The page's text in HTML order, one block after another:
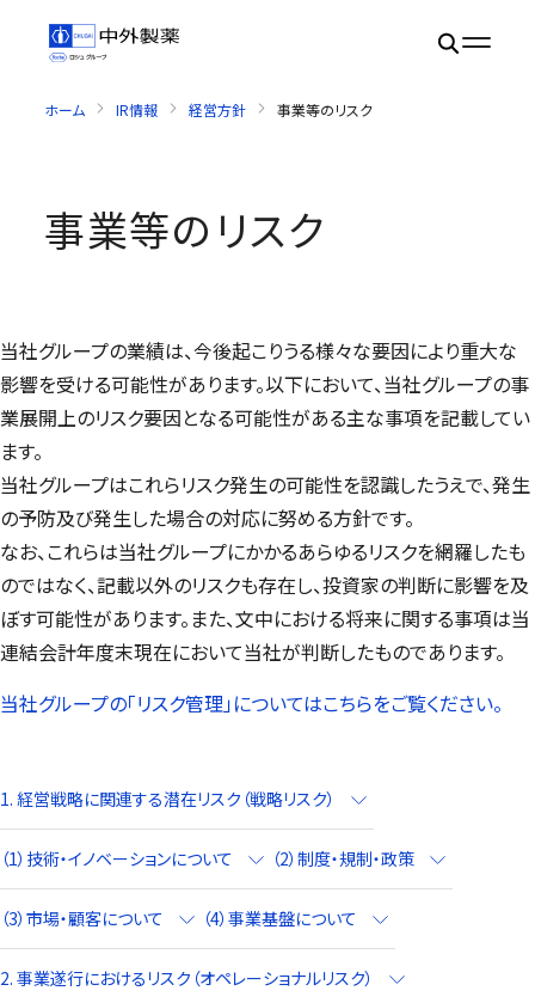
ホーム IR情報 経営方針 事業等のリスク
事業等のリスク
当社グループの業績は、今後起こりうる様々な要因により重大な
影響を受ける可能性があります。以下において、当社グループの事
業展開上のリスク要因となる可能性がある主な事項を記載してい
ます。
当社グループはこれらリスク発生の可能性を認識したうえで、発生
の予防及び発生した場合の対応に努める方針です。
なお、これらは当社グループにかかるあらゆるリスクを網羅したも
のではなく、記載以外のリスクも存在し、投資家の判断に影響を及
ぼす可能性があります。また、文中における将来に関する事項は当
連結会計年度末現在において当社が判断したものであります。
当社グループの「リスク管理」についてはこちらをご覧ください。
1. 経営戦略に関連する潜在リスク（戦略リスク）
（1）技術・イノベーションについて （2）制度・規制・政策
（3）市場・顧客について （4）事業基盤について
2. 事業遂行におけるリスク（オペレーショナルリスク）